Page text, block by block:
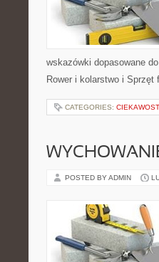
wskazówki dopasowane
Rower i kolarstwo i
CATEGORIES:
POSTED BY ADMIN